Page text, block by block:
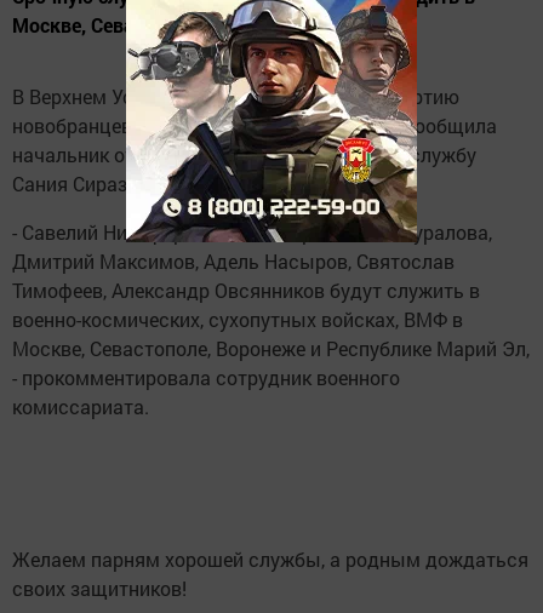
Москве, Севастополе, Воронеже
В Верхнем Услоне проводили очередную партию
новобранцев весеннего призыва. Об этом сообщила
начальник отделения призыва на военную службу
Сания Сиразетдинова.
- Савелий Никифоров, Александр Вагин из Куралова,
Дмитрий Максимов, Адель Насыров, Святослав
Тимофеев, Александр Овсянников будут служить в
военно-космических, сухопутных войсках, ВМФ в
Москве, Севастополе, Воронеже и Республике Марий Эл,
- прокомментировала сотрудник военного
комиссариата.
Желаем парням хорошей службы, а родным дождаться
своих защитников!